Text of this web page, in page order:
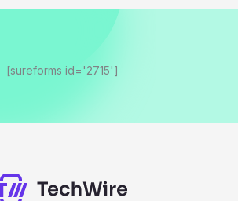
[sureforms id='2715']